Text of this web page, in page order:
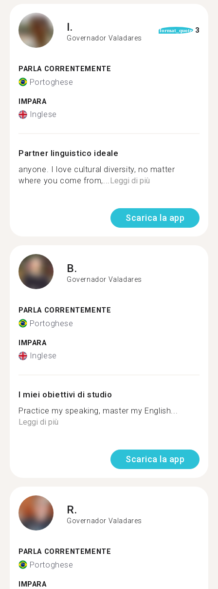
I.
Governador Valadares
format_quote 3
PARLA CORRENTEMENTE
Portoghese
IMPARA
Inglese
Partner linguistico ideale
anyone. I love cultural diversity, no matter
where you come from,...Leggi di più
Scarica la app
B.
Governador Valadares
PARLA CORRENTEMENTE
Portoghese
IMPARA
Inglese
I miei obiettivi di studio
Practice my speaking, master my English...
Leggi di più
Scarica la app
R.
Governador Valadares
PARLA CORRENTEMENTE
Portoghese
IMPARA